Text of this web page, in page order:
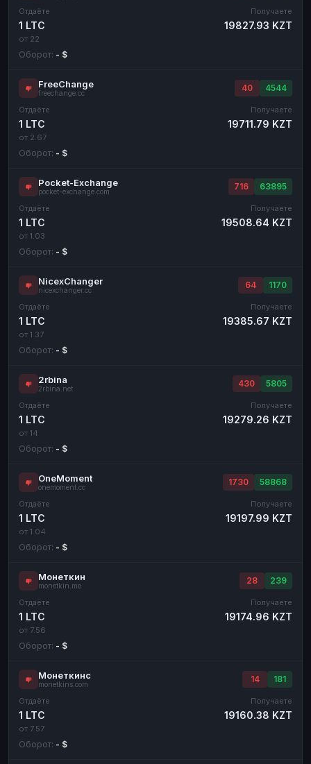
Отдаёте
1 LTC
от 22
Получаете
19827.93 KZT
Оборот: - $
FreeChange
freechange.cc
40 4544
Отдаёте
1 LTC
от 2.67
Получаете
19711.79 KZT
Оборот: - $
Pocket-Exchange
pocket-exchange.com
716 63895
Отдаёте
1 LTC
от 1.03
Получаете
19508.64 KZT
Оборот: - $
NicexChanger
nicexchanger.cc
64 1170
Отдаёте
1 LTC
от 1.37
Получаете
19385.67 KZT
Оборот: - $
2rbina
2rbina.net
430 5805
Отдаёте
1 LTC
от 14
Получаете
19279.26 KZT
Оборот: - $
OneMoment
onemoment.cc
1730 58868
Отдаёте
1 LTC
от 1.04
Получаете
19197.99 KZT
Оборот: - $
Монеткин
monetkin.me
28 239
Отдаёте
1 LTC
от 7.56
Получаете
19174.96 KZT
Оборот: - $
Монеткинс
monetkins.com
14 181
Отдаёте
1 LTC
от 7.57
Получаете
19160.38 KZT
Оборот: - $